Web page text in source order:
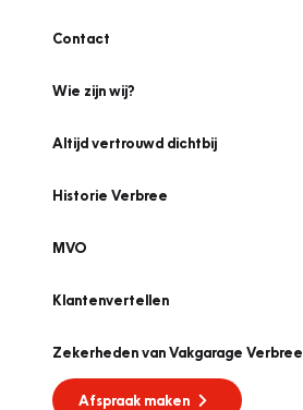
Contact
Wie zijn wij?
Altijd vertrouwd dichtbij
Historie Verbree
MVO
Klantenvertellen
Zekerheden van Vakgarage Verbree
Afspraak maken